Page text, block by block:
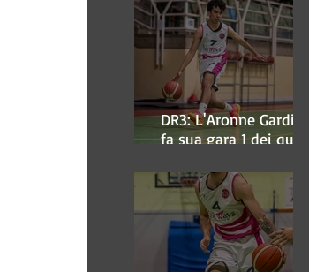
DR3: L'Aronne Gardini
fa sua gara 1 dei quarti